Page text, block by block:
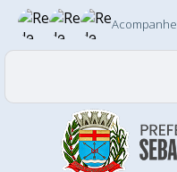
Acompanhe